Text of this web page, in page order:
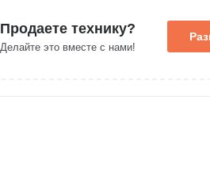
Продаете технику?
Делайте это вместе с нами!